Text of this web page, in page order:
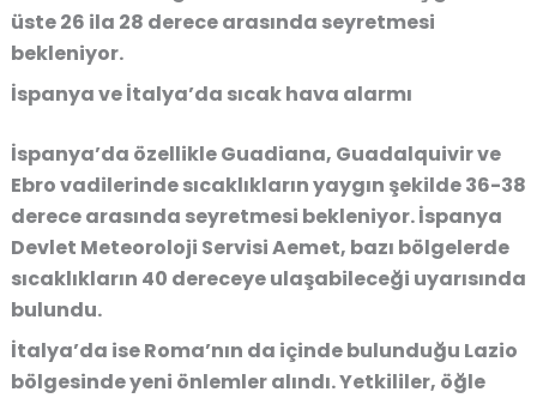
üste 26 ila 28 derece arasında seyretmesi
bekleniyor.
İspanya ve İtalya’da sıcak hava alarmı
İspanya’da özellikle Guadiana, Guadalquivir ve
Ebro vadilerinde sıcaklıkların yaygın şekilde 36-38
derece arasında seyretmesi bekleniyor. İspanya
Devlet Meteoroloji Servisi Aemet, bazı bölgelerde
sıcaklıkların 40 dereceye ulaşabileceği uyarısında
bulundu.
İtalya’da ise Roma’nın da içinde bulunduğu Lazio
bölgesinde yeni önlemler alındı. Yetkililer, öğle